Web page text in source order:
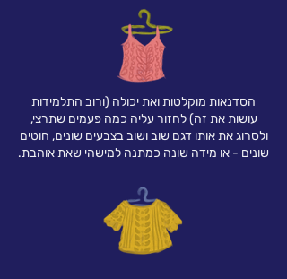
הסדנאות מוקלטות ואת יכולה (ורוב התלמידות
עושות את זה) לחזור עליה כמה פעמים שתרצי,
ולסרוג את אותו דגם שוב ושוב בצבעים שונים, חוטים
שונים - או מידה שונה כמתנה למישהי שאת אוהבת.